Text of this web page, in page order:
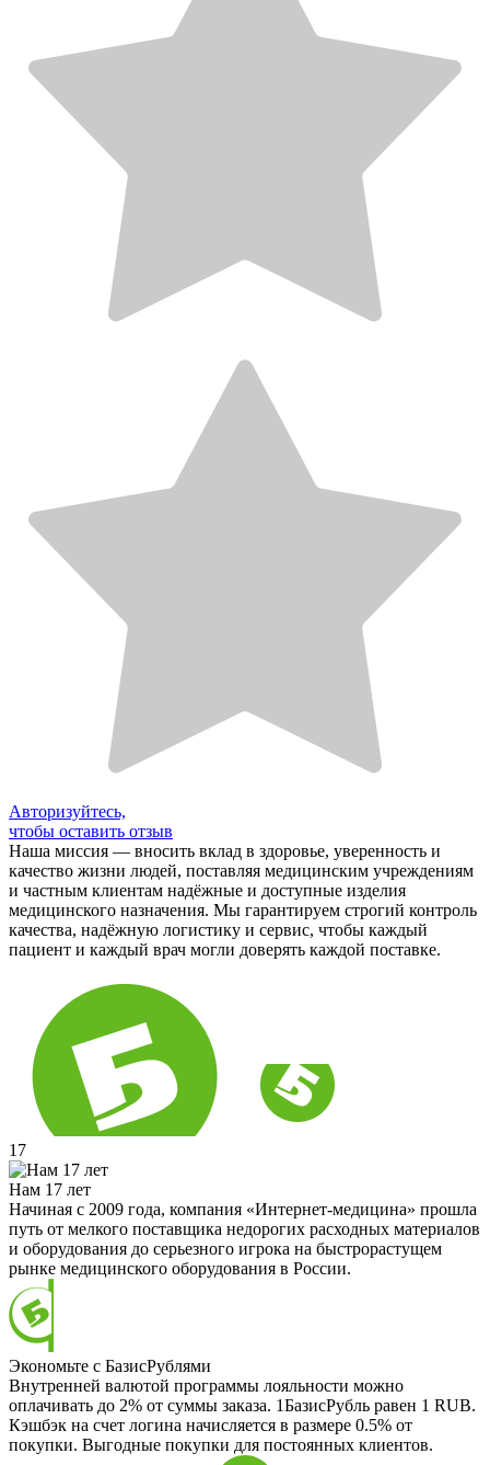
Авторизуйтесь,
чтобы оставить отзыв
Наша миссия — вносить вклад в здоровье, уверенность и
качество жизни людей, поставляя медицинским учреждениям
и частным клиентам надёжные и доступные изделия
медицинского назначения. Мы гарантируем строгий контроль
качества, надёжную логистику и сервис, чтобы каждый
пациент и каждый врач могли доверять каждой поставке.
17
Нам 17 лет
Начиная с 2009 года, компания «Интернет-медицина» прошла
путь от мелкого поставщика недорогих расходных материалов
и оборудования до серьезного игрока на быстрорастущем
рынке медицинского оборудования в России.
Экономьте с БазисРублями
Внутренней валютой программы лояльности можно
оплачивать до 2% от суммы заказа. 1БазисРубль равен 1 RUB.
Кэшбэк на счет логина начисляется в размере 0.5% от
покупки. Выгодные покупки для постоянных клиентов.